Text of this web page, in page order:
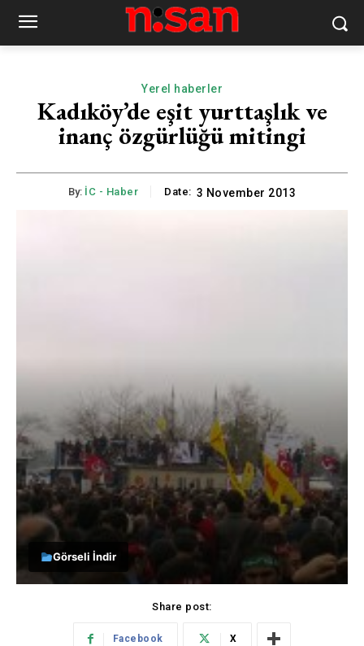
Yerel haberler
Kadıköy’de eşit yurttaşlık ve
inanç özgürlüğü mitingi
By: İC - Haber Date: 3 November 2013
Görseli İndir
Share post:
Facebook X